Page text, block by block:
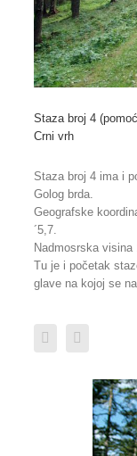
Staza broj 4
Crni vrh
Staza broj 4 ima i
Golog brda.
Geografske
´5,7.
Nadmosrska visina
Tu je i početak
glave na kojoj se